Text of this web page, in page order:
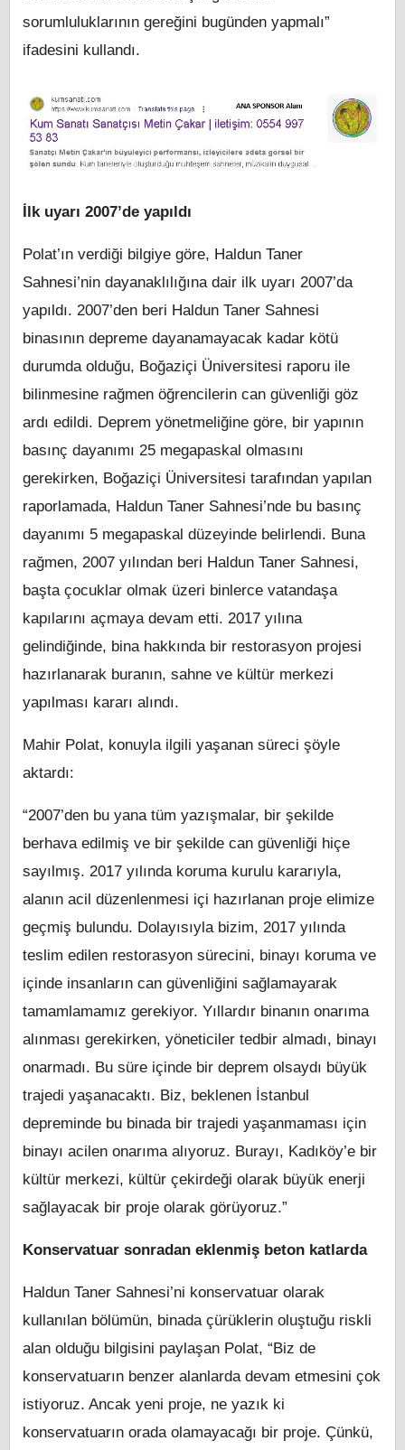
sorumluluklarının gereğini bugünden yapmalı”
ifadesini kullandı.
İlk uyarı 2007’de yapıldı
Polat’ın verdiği bilgiye göre, Haldun Taner
Sahnesi’nin dayanaklılığına dair ilk uyarı 2007’da
yapıldı. 2007’den beri Haldun Taner Sahnesi
binasının depreme dayanamayacak kadar kötü
durumda olduğu, Boğaziçi Üniversitesi raporu ile
bilinmesine rağmen öğrencilerin can güvenliği göz
ardı edildi. Deprem yönetmeliğine göre, bir yapının
basınç dayanımı 25 megapaskal olmasını
gerekirken, Boğaziçi Üniversitesi tarafından yapılan
raporlamada, Haldun Taner Sahnesi’nde bu basınç
dayanımı 5 megapaskal düzeyinde belirlendi. Buna
rağmen, 2007 yılından beri Haldun Taner Sahnesi,
başta çocuklar olmak üzeri binlerce vatandaşa
kapılarını açmaya devam etti. 2017 yılına
gelindiğinde, bina hakkında bir restorasyon projesi
hazırlanarak buranın, sahne ve kültür merkezi
yapılması kararı alındı.
Mahir Polat, konuyla ilgili yaşanan süreci şöyle
aktardı:
“2007’den bu yana tüm yazışmalar, bir şekilde
berhava edilmiş ve bir şekilde can güvenliği hiçe
sayılmış. 2017 yılında koruma kurulu kararıyla,
alanın acil düzenlenmesi içi hazırlanan proje elimize
geçmiş bulundu. Dolayısıyla bizim, 2017 yılında
teslim edilen restorasyon sürecini, binayı koruma ve
içinde insanların can güvenliğini sağlamayarak
tamamlamamız gerekiyor. Yıllardır binanın onarıma
alınması gerekirken, yöneticiler tedbir almadı, binayı
onarmadı. Bu süre içinde bir deprem olsaydı büyük
trajedi yaşanacaktı. Biz, beklenen İstanbul
depreminde bu binada bir trajedi yaşanmaması için
binayı acilen onarıma alıyoruz. Burayı, Kadıköy’e bir
kültür merkezi, kültür çekirdeği olarak büyük enerji
sağlayacak bir proje olarak görüyoruz.”
Konservatuar sonradan eklenmiş beton katlarda
Haldun Taner Sahnesi’ni konservatuar olarak
kullanılan bölümün, binada çürüklerin oluştuğu riskli
alan olduğu bilgisini paylaşan Polat, “Biz de
konservatuarın benzer alanlarda devam etmesini çok
istiyoruz. Ancak yeni proje, ne yazık ki
konservatuarın orada olamayacağı bir proje. Çünkü,